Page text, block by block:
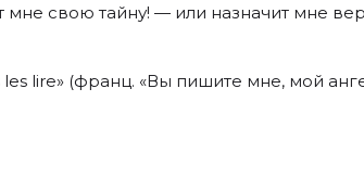
мне свою тайну! — или назначит мне
lire» (франц. «Вы пишите мне, мой